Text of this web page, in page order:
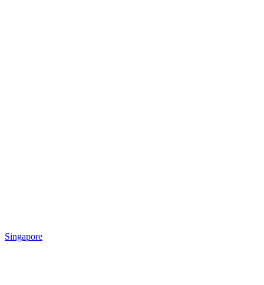
Singapore